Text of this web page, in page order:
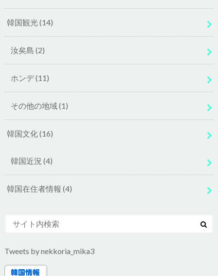
韓国観光(14)
汝矣島 (2)
ホンデ(11)
その他の地域(1)
韓国文化(16)
韓国近況 (4)
韓国在住者情報 (4)
Tweets by nekkoria_mika3